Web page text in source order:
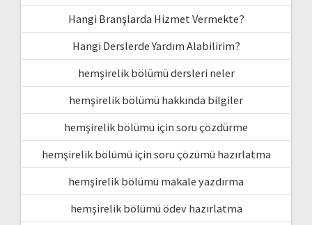
Hangi Branşlarda Hizmet Vermekte?
Hangi Derslerde Yardım Alabilirim?
hemşirelik bölümü dersleri neler
hemşirelik bölümü hakkında bilgiler
hemşirelik bölümü için soru çözdürme
hemşirelik bölümü için soru çözümü hazırlatma
hemşirelik bölümü makale yazdırma
hemşirelik bölümü ödev hazırlatma